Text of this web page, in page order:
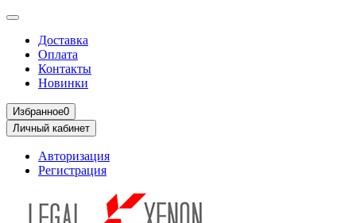
Доставка
Оплата
Контакты
Новинки
Избранное0
Личный кабинет
Авторизация
Регистрация